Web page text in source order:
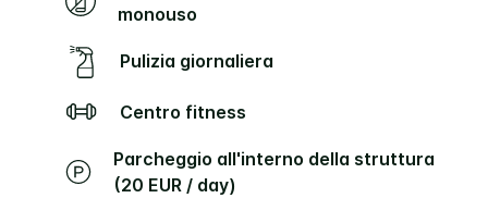
monouso
Pulizia giornaliera
Centro fitness
Parcheggio all'interno della struttura
(20 EUR / day)